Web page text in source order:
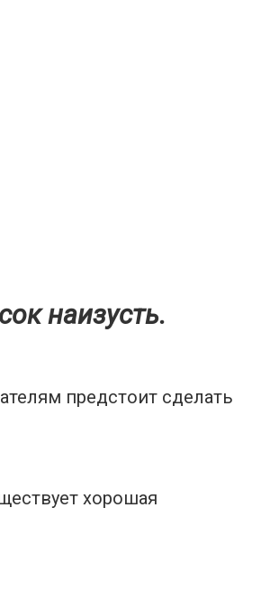
наизусть.
предстоит сделать
хорошая